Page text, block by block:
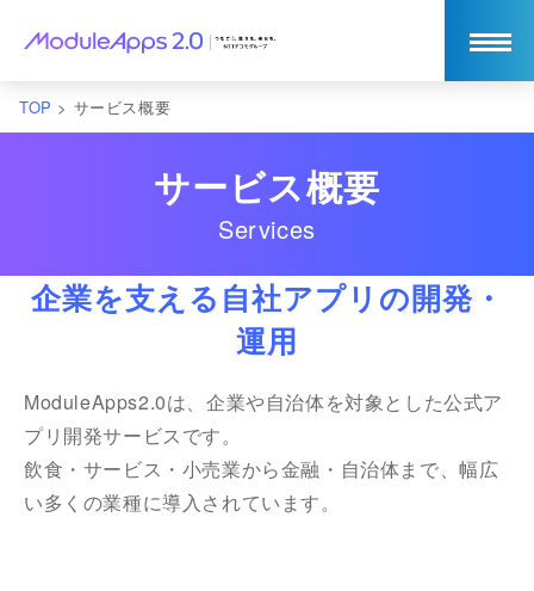
TOP > サービス概要
サービス概要
Services
企業を支える自社アプリの開発・
運用
ModuleApps2.0は、企業や自治体を対象とした公式ア
プリ開発サービスです。
飲食・サービス・小売業から金融・自治体まで、幅広
い多くの業種に導入されています。